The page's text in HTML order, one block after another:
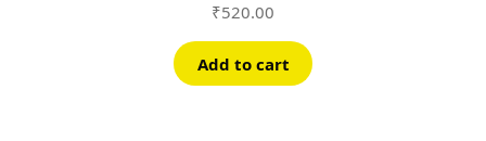
₹520.00
Add to cart